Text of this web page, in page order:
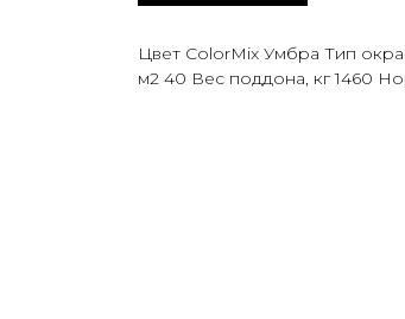
Цвет ColorMix Умбра Тип
м2 40 Вес поддона, кг 1460